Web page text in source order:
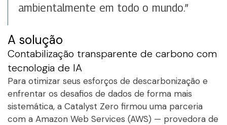
ambientalmente em todo o mundo.”
A solução
Contabilização transparente de carbono com
tecnologia de IA
Para otimizar seus esforços de descarbonização e
enfrentar os desafios de dados de forma mais
sistemática, a Catalyst Zero firmou uma parceria
com a Amazon Web Services (AWS) — provedora de